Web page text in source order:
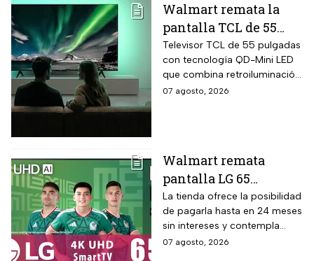
Walmart remata la
pantalla TCL de 55
pulgadas 4K QD-Mini
Led con $6,600 de
descuento en línea y
hasta 24 meses sin
Televisor TCL de 55 pulgadas
con tecnología QD-Mini LED
que combina retroiluminación
Mini LED de casi precisión
plataforma Google TV.
07 agosto, 2026
Walmart remata
pantalla LG 65
pulgadas UHD 4K con
funciones de
inteligencia artificial
ThinQ
La tienda ofrece la posibilidad
de pagarla hasta en 24 meses
sin intereses y contempla
devoluciones hasta 30 días
07 agosto, 2026